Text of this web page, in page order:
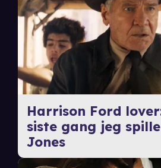
Harrison Ford
siste gang jeg
Jones